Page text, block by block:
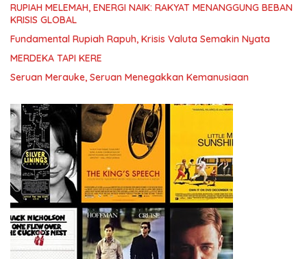
RUPIAH MELEMAH, ENERGI NAIK: RAKYAT MENANGGUNG BEBAN
KRISIS GLOBAL
Fundamental Rupiah Rapuh, Krisis Valuta Semakin Nyata
MERDEKA TAPI KERE
Seruan Merauke, Seruan Menegakkan Kemanusiaan